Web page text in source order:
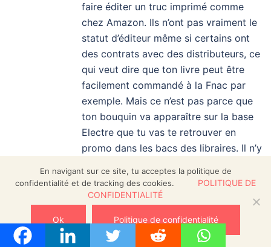
faire éditer un truc imprimé comme
chez Amazon. Ils n’ont pas vraiment le
statut d’éditeur même si certains ont
des contrats avec des distributeurs, ce
qui veut dire que ton livre peut être
facilement commandé à la Fnac par
exemple. Mais ce n’est pas parce que
ton bouquin va apparaître sur la base
Electre que tu vas te retrouver en
promo dans les bacs des libraires. Il n’y
simplement parce que ça coûte et que
les livres auto-édités n’intéressent
mais réaliste. En fait, je préfère encore
Amazon avec un ISBN acheté. J’ai fait
En navigant sur ce site, tu acceptes la politique de
confidentialité et de tracking des cookies.
POLITIQUE DE
CONFIDENTIALITÉ
Ok Politique de confidentialité